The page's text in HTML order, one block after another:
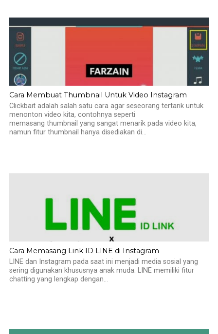
Cara Membuat Thumbnail Untuk Video Instagram
Clickbait adalah salah satu cara agar seseorang tertarik untuk
menonton video kita, contohnya seperti
memasang thumbnail yang sangat menarik pada video kita,
namun fitur thumbnail hanya disediakan di...
Cara Memasang Link ID LINE di Instagram
LINE dan Instagram pada saat ini menjadi media sosial yang
sering digunakan khususnya anak muda. LINE memiliki fitur
chatting yang lengkap dengan...